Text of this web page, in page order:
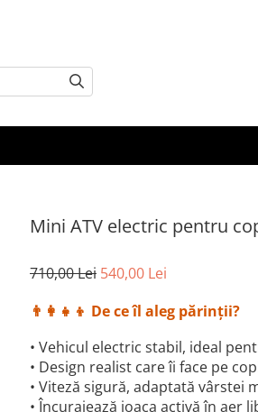
Mini ATV electric pentru
710,00 Lei 540,00 Lei
👨‍👩‍👧‍👦 De ce îl aleg părinții?
• Vehicul electric stabil, ideal
• Design realist care îi face pe
• Viteză sigură, adaptată vârstei
• Încurajează joaca activă în aer